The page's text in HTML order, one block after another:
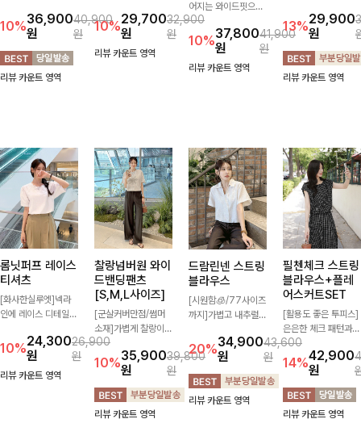
사랑스러운 무드를 완
성해주는 원피스🤍
허리 스모크 밴딩이
슬림한 실루엣을 연출
해주며, 자연스럽게
10%36,900
원
40,900
원
리뷰 카운트 영역
주는 니트입니다. 세
로 골지 짜임이 슬림
한 실루엣을 연출해
10%29,700
원
32,900
원
리뷰 카운트 영역
어지는 와이드핏으로
세련된 실루엣을 완성
해주는 슬랙스입니다.
깔끔한 디자인과 롱한
기장감으로 다리가 길
10%37,800
원
41,900
원
리뷰 카운트 영역
감, 여름에 딱 맞는 코
튼 셔츠❤️ 여유 있는
핏과 스트라이프 패
턴, 자연스러운 실루
엣으로 데일리 코디에
13%29,900
원
리뷰 카운트 영역
롬닛퍼프 레이스
티셔츠
[화사한실루엣]넥라
인에 레이스 디테일로
더했으며 풍성한 퍼프
소매로 군살을 숨겨주
는 동시에 러블리한
10%24,300
원
26,900
원
리뷰 카운트 영역
찰랑넘버원 와이
드밴딩팬츠
[S,M,L사이즈]
[군살커버만점/썸머
소재]가볍게 찰랑이는
원단과 여유로운 와이
드 핏으로 하루 종일
편안하게 착용하실 수
있는 팬츠입니다 🖤
✨ 허리 전체 밴딩과
스트링 디테일로 안정
10%35,900
원
39,800
원
리뷰 카운트 영역
드람린넨 스트링
블라우스
[시원함🧊/77사이즈
까지]가볍고 내추럴한
라우스로, 답답함 없
는 슬릿 카라 디자인
이 얼굴선을 더욱 시
원하게 연출해드립니
다 🤍🌿
20%34,900
원
43,600
원
리뷰 카운트 영역
필첸체크 스트링
블라우스+플레
어스커트SET
[활용도 좋은 투피스]
은은한 체크 패턴과
허리 스트링 디테일이
어우러진 투피스 세트
입니다. 여유로운 상
의와 풍성하게 퍼지는
롱스커트가 자연스러
운 체형 커버는 물론,
14%42,900
원
리뷰 카운트 영역